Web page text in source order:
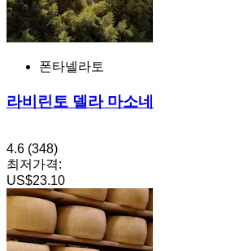
폰타넬라토
라비린토 델라 마소네
4.6 (348)
최저가격:
US$23.10